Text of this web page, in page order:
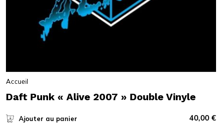
Accueil
Daft Punk « Alive 2007 » Double Vinyle
Ajouter au panier 40,00 €